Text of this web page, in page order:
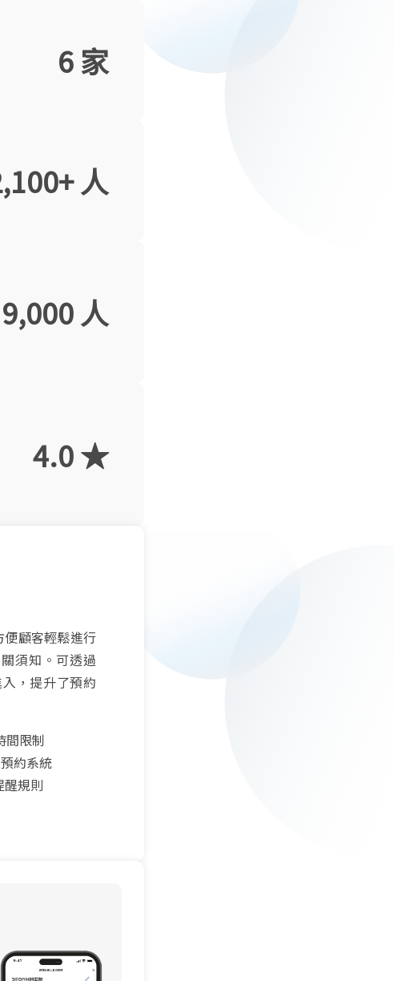
6 家
人
人
4.0 ★
便顧客輕鬆進行
須知。可透過
，提升了預約
間限制
約系統
醒規則